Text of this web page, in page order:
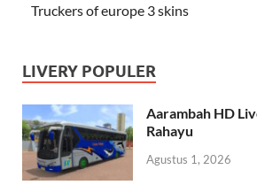
Truckers of europe 3 skins
LIVERY POPULER
Aarambah HD
Rahayu
Agustus 1, 2026